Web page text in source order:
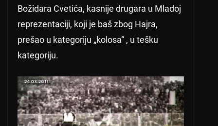
Božidara Cvetića, kasnije drugara u Mladoj
reprezentaciji, koji je baš zbog Hajra,
prešao u kategoriju „kolosa“ , u tešku
kategoriju.